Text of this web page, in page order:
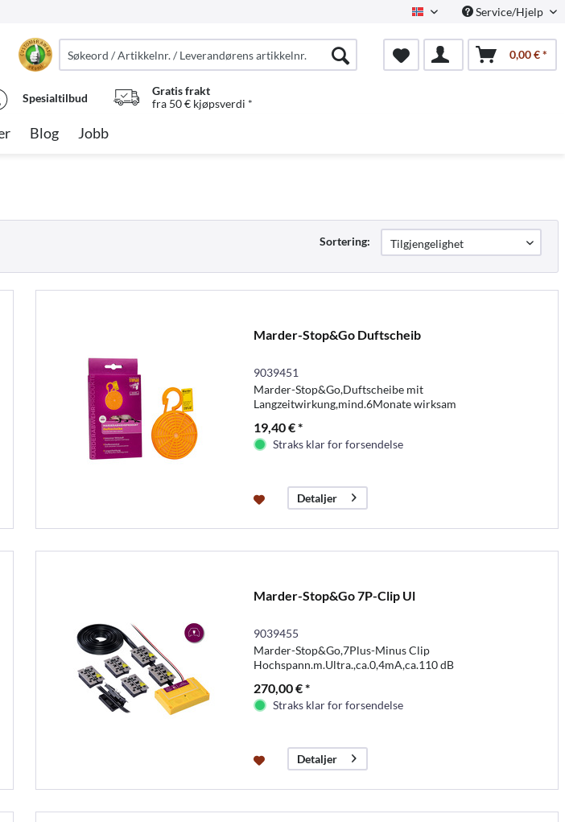
NorwegianService/Hjelp
0,00 € *
Spesialtilbud
Gratis frakt
fra 50 € kjøpsverdi *
Blog Jobb
Sortering:
Marder-Stop&Go Duftscheib
9039451
Marder-Stop&Go,Duftscheibe mit
Langzeitwirkung,mind.6Monate wirksam
19,40 € *
Straks klar for forsendelse
Detaljer
Marder-Stop&Go 7P-Clip Ul
9039455
Marder-Stop&Go,7Plus-Minus Clip
Hochspann.m.Ultra.,ca.0,4mA,ca.110 dB
270,00 € *
Straks klar for forsendelse
Detaljer